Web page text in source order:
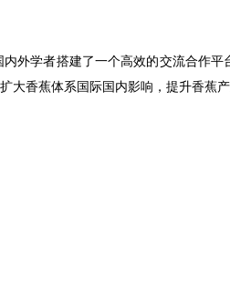
学者搭建了一个高效的交流合作平
香蕉体系国际国内影响，提升香蕉